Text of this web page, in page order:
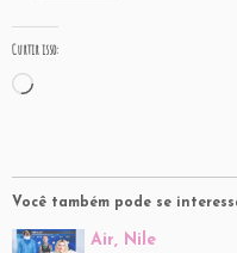
Curtir isso:
Carregando...
Você também pode se
Air, Nile